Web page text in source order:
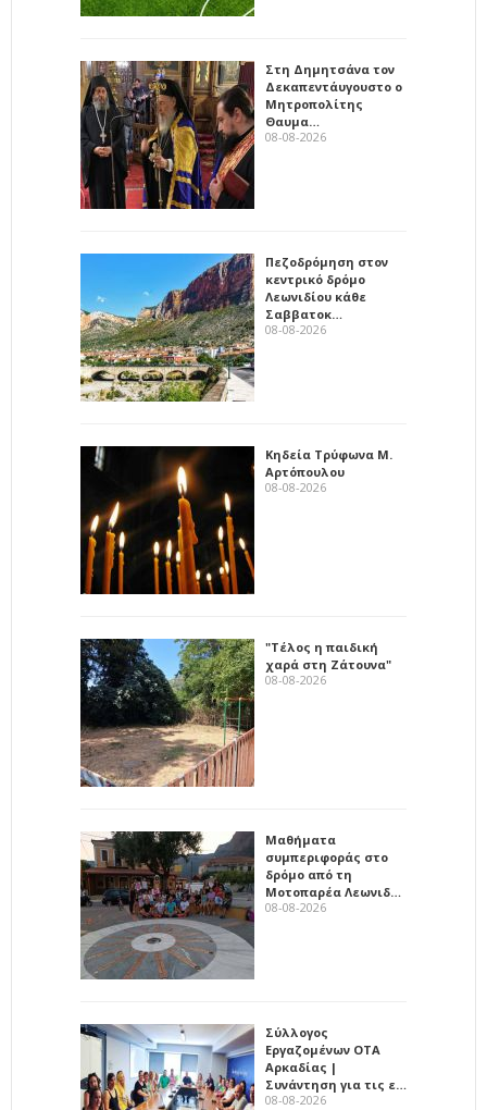
Στη Δημητσάνα τον
Δεκαπεντάυγουστο ο
Μητροπολίτης
Θαυμα…
08-08-2026
Πεζοδρόμηση στον
κεντρικό δρόμο
Λεωνιδίου κάθε
Σαββατοκ…
08-08-2026
Κηδεία Τρύφωνα Μ.
Αρτόπουλου
08-08-2026
"Τέλος η παιδική
χαρά στη Ζάτουνα"
08-08-2026
Μαθήματα
συμπεριφοράς στο
δρόμο από τη
Μοτοπαρέα Λεωνιδ…
08-08-2026
Σύλλογος
Εργαζομένων ΟΤΑ
Αρκαδίας |
Συνάντηση για τις ε…
08-08-2026